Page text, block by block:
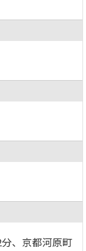
、京都河原町